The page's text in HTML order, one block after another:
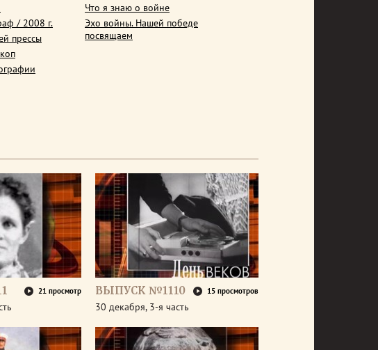
/ 2008 г.
прессы
Что я знаю о войне
Эхо войны. Нашей победе
посвящаем
21 просмотр ВЫПУСК №1110 15 просмотров
30 декабря, 3-я часть